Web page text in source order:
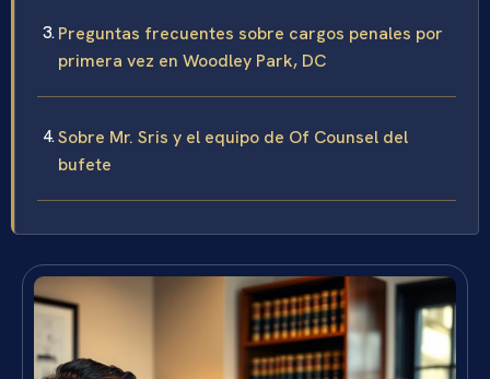
Preguntas frecuentes sobre cargos penales por
primera vez en Woodley Park, DC
Sobre Mr. Sris y el equipo de Of Counsel del
bufete